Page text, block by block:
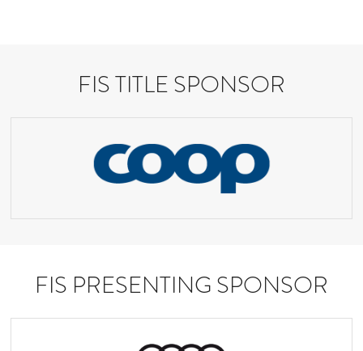
FIS TITLE SPONSOR
FIS PRESENTING SPONSOR